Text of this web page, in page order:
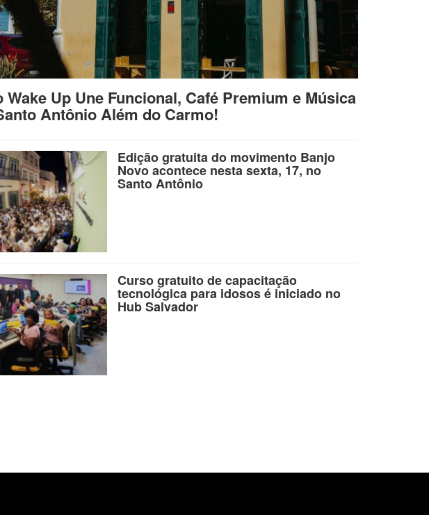
Wake Up Une Funcional, Café Premium e Música
Antônio Além do Carmo!
Edição gratuita do movimento Banjo
Novo acontece nesta sexta, 17, no
Santo Antônio
Curso gratuito de capacitação
tecnológica para idosos é iniciado no
Hub Salvador